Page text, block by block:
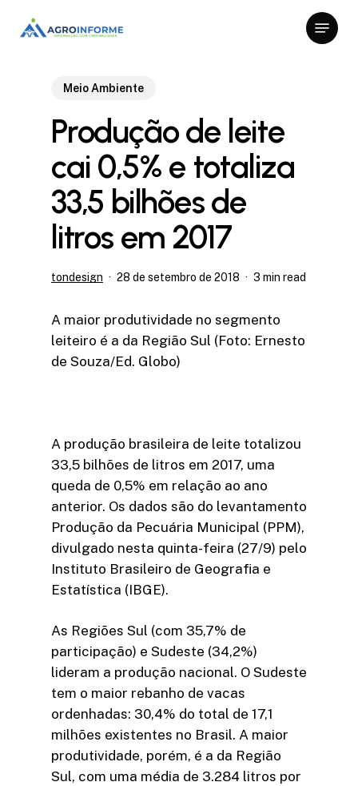
Menu
Meio Ambiente
Produção de leite
cai 0,5% e totaliza
33,5 bilhões de
litros em 2017
tondesign 28 de setembro de 2018 3 min read
A maior produtividade no segmento
leiteiro é a da Região Sul (Foto: Ernesto
de Souza/Ed. Globo)
A produção brasileira de leite totalizou
33,5 bilhões de litros em 2017, uma
queda de 0,5% em relação ao ano
anterior. Os dados são do levantamento
Produção da Pecuária Municipal (PPM),
divulgado nesta quinta-feira (27/9) pelo
Instituto Brasileiro de Geografia e
Estatística (IBGE).
As Regiões Sul (com 35,7% de
participação) e Sudeste (34,2%)
lideram a produção nacional. O Sudeste
tem o maior rebanho de vacas
ordenhadas: 30,4% do total de 17,1
milhões existentes no Brasil. A maior
produtividade, porém, é a da Região
Sul, com uma média de 3.284 litros por